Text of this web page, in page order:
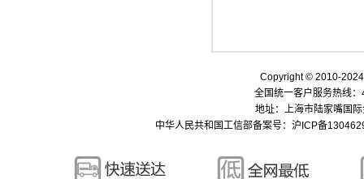
Copyright © 2010-
全国统一客户服务热线
地址：上海市陆家嘴国
中华人民共和国工信部备案号： 沪ICP备